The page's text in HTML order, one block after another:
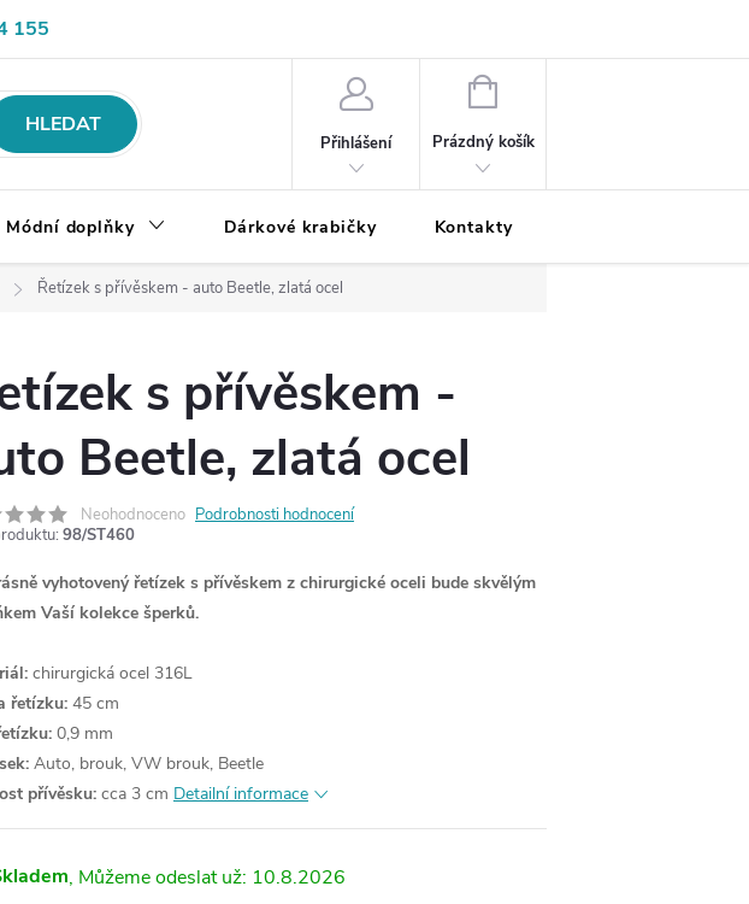
155
HLEDAT
Přihlášení
NÁKUPNÍ
Prázdný košík
Módní doplňky Dárkové krabičky Kontakty
Řetízek s přívěskem - auto Beetle, zlatá ocel
s přívěskem -
Beetle, zlatá ocel
Neohodnoceno Podrobnosti hodnocení
98/ST460
vyhotovený řetízek s přívěskem z chirurgické oceli bude skvělým
Vaší kolekce šperků.
chirurgická ocel 316L
řetízku: 45 cm
0,9 mm
Auto, brouk, VW brouk, Beetle
přívěsku: cca 3 cm Detailní informace
10.8.2026